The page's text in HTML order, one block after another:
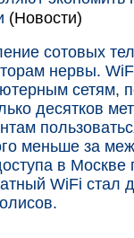
(Новости)
сотовых
нервы.
сетям,
десятков
меньше за
в Москве
WiFi стал